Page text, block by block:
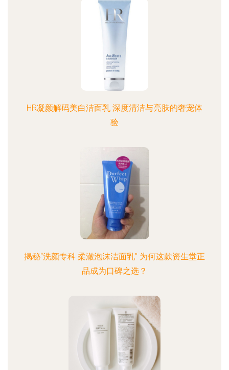
HR凝颜解码美白洁面乳 深度清洁与亮肤的奢宠体
验
揭秘“洗颜专科 柔澈泡沫洁面乳” 为何这款资生堂正
品成为口碑之选？